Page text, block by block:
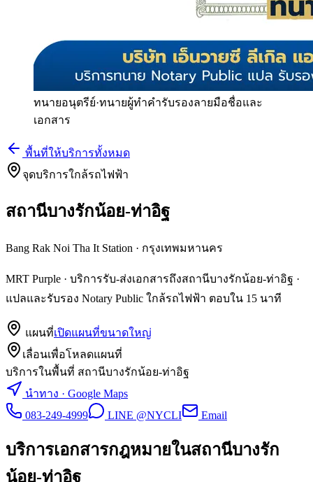
ทนายอนุตรีย์·ทนายผู้ทำคำรับรองลายมือชื่อและ
เอกสาร
พื้นที่ให้บริการทั้งหมด
จุดบริการใกล้รถไฟฟ้า
สถานีบางรักน้อย-ท่าอิฐ
Bang Rak Noi Tha It Station · กรุงเทพมหานคร
MRT Purple · บริการรับ-ส่งเอกสารถึงสถานีบางรักน้อย-ท่าอิฐ ·
แปลและรับรอง Notary Public ใกล้รถไฟฟ้า ตอบใน 15 นาที
แผนที่เปิดแผนที่ขนาดใหญ่
เลื่อนเพื่อโหลดแผนที่
บริการในพื้นที่ สถานีบางรักน้อย-ท่าอิฐ
นำทาง · Google Maps
083-249-4999
LINE @NYCLI Email
บริการเอกสารกฎหมายในสถานีบางรัก
น้อย-ท่าอิฐ